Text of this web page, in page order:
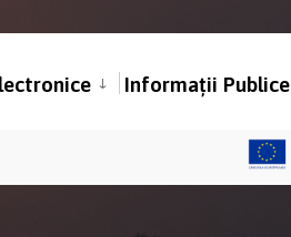
Informații Publice